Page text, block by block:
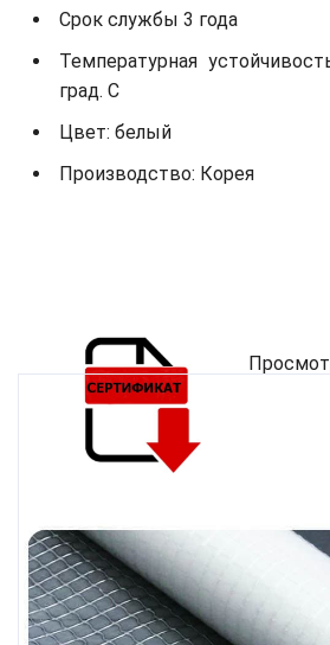
Срок службы 3 года
Температурная
град. С
Цвет: белый
Производство: Корея